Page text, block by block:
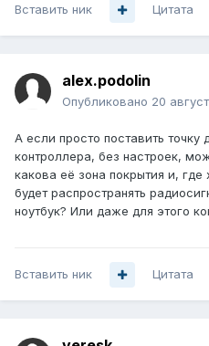
Вставить ник Цитата
alex.podolin
Опубликовано 20
А если просто поставить точку
контроллера, без настроек,
какова её зона покрытия и,
будет распространять
ноутбук? Или даже для этого
Вставить ник Цитата